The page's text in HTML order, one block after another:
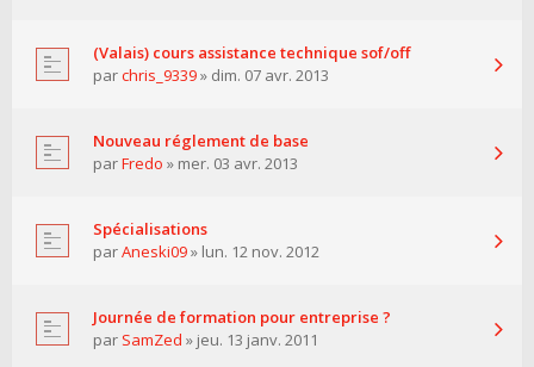
(Valais) cours assistance technique sof/off
parchris_9339» dim. 07 avr. 2013
Nouveau réglement de base
parFredo » mer. 03 avr. 2013
Spécialisations
parAneski09» lun. 12 nov. 2012
Journée de formation pour entreprise ?
par SamZed » jeu. 13 janv. 2011